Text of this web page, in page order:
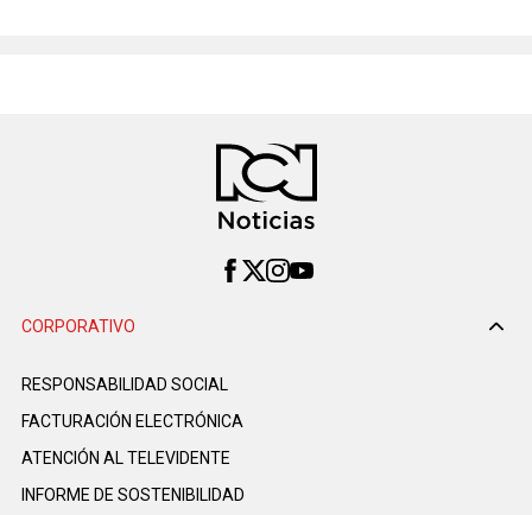
CORPORATIVO
RESPONSABILIDAD SOCIAL
FACTURACIÓN ELECTRÓNICA
ATENCIÓN AL TELEVIDENTE
INFORME DE SOSTENIBILIDAD